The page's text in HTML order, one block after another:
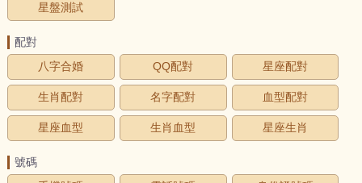
星盤測試
配對
八字合婚
QQ配對 星座配對
生肖配對 名字配對 血型配對
星座血型 生肖血型 星座生肖
號碼